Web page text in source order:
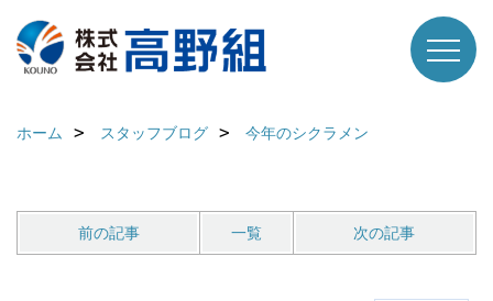
ホーム スタッフブログ 今年のシクラメン
前の記事 一覧 次の記事